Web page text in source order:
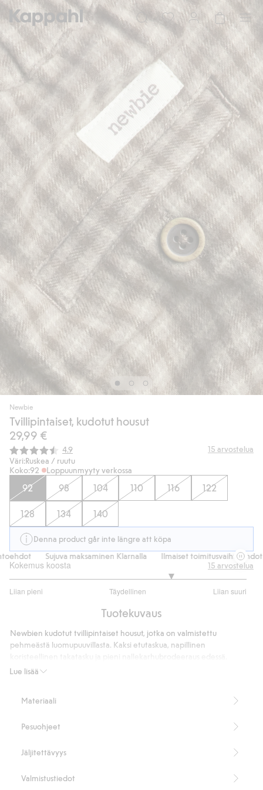
Newbie
Tvillipintaiset, kudotut housut
29,99 €
Keskimääräinen luokitus:
4.9 15 arvostelua
Väri:Ruskea / ruutu
Koko:92 Loppuunmyyty verkossa
92 98 104 110 116 122
128 134 140
Denna product går inte längre att köpa
Sujuva maksaminen Klarnalla Ilmaiset toimitusvaihtoehdot
Kokemus koosta
Liian pieni Täydellinen Liian suuri
/
ääneen
15 arvostelua
Tuotekuvaus
Lue lisää
Newbien kudotut tvillipintaiset housut, jotka on valmistettu
pehmeästä luomupuuvillasta. Kaksi etutaskua, napillinen
Säädettävä vyötärö joustonauhalla takaa mukavan istuvuuden ja
ajattoman lookin luomiseksi.
Tuotenumero:
Materiaali
Pesuohjeet
Jäljitettävyys
Valmistustiedot